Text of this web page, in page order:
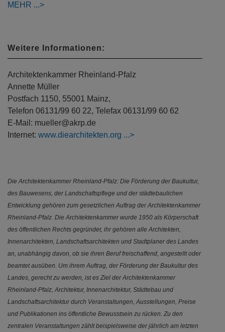
MEHR
Weitere Informationen:
Architektenkammer Rheinland-Pfalz
Annette Müller
Postfach 1150, 55001 Mainz,
Telefon 06131/99 60 22, Telefax 06131/99 60 62
E-Mail: mueller@akrp.de
Internet: www.diearchitekten.org
Die Architektenkammer Rheinland-Pfalz: Die Förderung der Baukultur,
des Bauwesens, der Landschaftspflege und der städtebaulichen
Entwicklung gehören zum gesetzlichen Auftrag der Architektenkammer
Rheinland-Pfalz. Die Architektenkammer wurde 1950 als Körperschaft
des öffentlichen Rechts gegründet, ihr gehören alle Architekten,
Innenarchitekten, Landschaftsarchitekten und Stadtplaner des Landes
an, unabhängig davon, ob sie ihren Beruf freischaffend, angestellt oder
beamtet ausüben. Um ihrem Auftrag, der Förderung der Baukultur des
Landes, gerecht zu werden, ist es Ziel der Architektenkammer
Rheinland-Pfalz, Architektur, Innenarchitektur, Städtebau und
Landschaftsarchitektur durch Veranstaltungen, Ausstellungen, Preise
und Publikationen ins öffentliche Bewusstsein zu rücken. Zu den
zentralen Veranstaltungen zählt beispielsweise der jährlich am letzten